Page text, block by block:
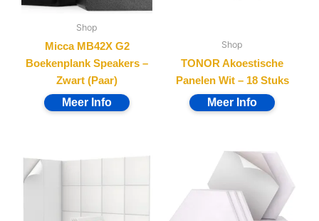
Shop
Micca MB42X G2
Boekenplank Speakers –
Zwart (Paar)
Shop
TONOR Akoestische
Panelen Wit – 18 Stuks